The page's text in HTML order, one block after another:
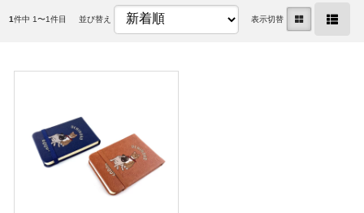
1件中 1〜1件目 並び替え 表示切替